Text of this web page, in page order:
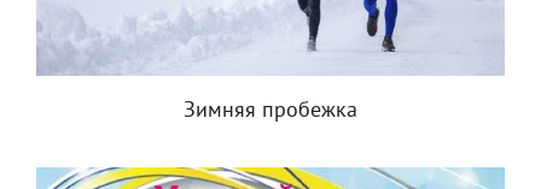
Зимняя пробежка